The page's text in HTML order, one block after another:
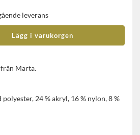
leverans
Lägg i varukorgen
från Marta.
24 % akryl, 16 % nylon, 8 %